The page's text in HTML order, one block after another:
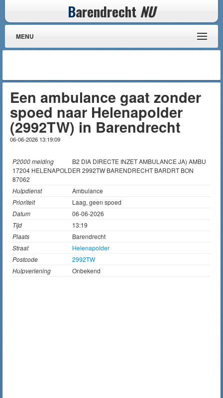
Barendrecht NU
MENU
Een ambulance gaat zonder
spoed naar Helenapolder
(2992TW) in Barendrecht
06-06-2026 13:19:09
P2000 melding
B2 DIA DIRECTE INZET AMBULANCE JA) AMBU
17204 HELENAPOLDER 2992TW BARENDRECHT BARDRT BON
87062
Hulpdienst
Ambulance
Prioriteit
Laag, geen spoed
Datum
06-06-2026
Tijd
13:19
Plaats
Barendrecht
Straat
Helenapolder
Postcode
2992TW
Hulpverlening
Onbekend